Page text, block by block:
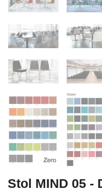
Stol MIND 05 -